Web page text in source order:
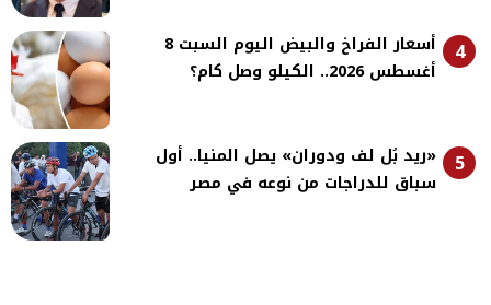
4
أسعار الفراخ والبيض اليوم السبت 8
أغسطس 2026.. الكيلو وصل كام؟
5
«ريد بُل لف ودوران» يصل المنيا.. أول
سباق للدراجات من نوعه في مصر